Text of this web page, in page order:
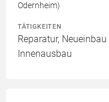
Odernheim)
TÄTIGKEITEN
Reparatur,
Innenausbau